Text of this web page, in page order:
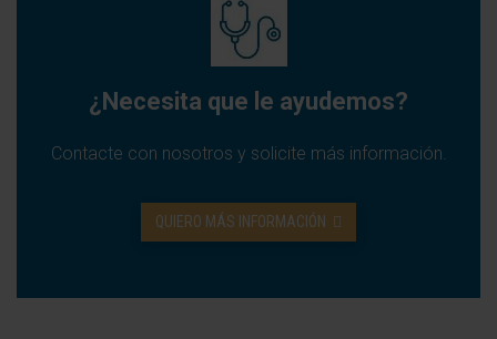
¿Necesita que le ayudemos?
Contacte con nosotros y solicite más información.
QUIERO MÁS INFORMACIÓN